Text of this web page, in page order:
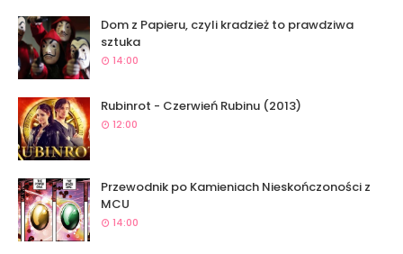
Dom z Papieru, czyli kradzież to prawdziwa
sztuka
14:00
Rubinrot - Czerwień Rubinu (2013)
12:00
Przewodnik po Kamieniach Nieskończoności z
MCU
14:00